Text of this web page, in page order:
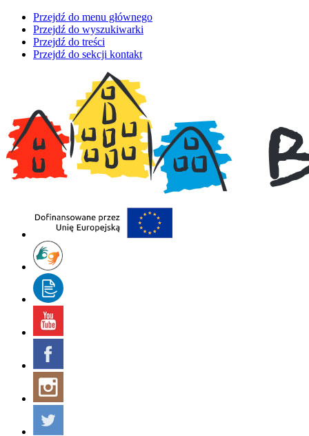
Przejdź do menu głównego
Przejdź do wyszukiwarki
Przejdź do treści
Przejdź do sekcji kontakt